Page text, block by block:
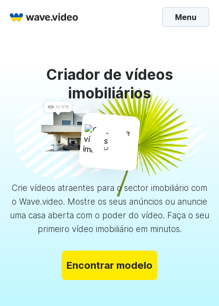
Menu
Criador de vídeos
imobiliários
Crie vídeos atraentes para o sector imobiliário com
o Wave.video. Mostre os seus anúncios ou anuncie
uma casa aberta com o poder do vídeo. Faça o seu
primeiro vídeo imobiliário em minutos.
Encontrar modelo